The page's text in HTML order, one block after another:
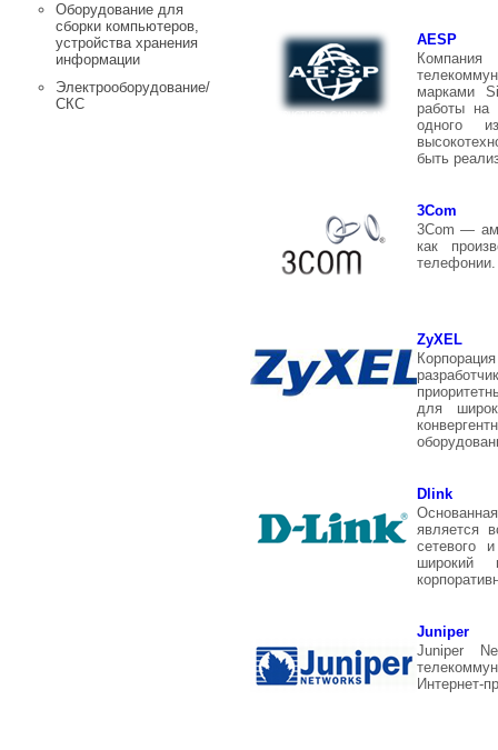
Оборудование для
сборки компьютеров,
устройства хранения
информации
Электрооборудование/
СКС
AESP
марками
работы на
одного
быть
3Com
3Com —
как
телефонии.
ZyXEL
для
Dlink
является
сетевого
широкий
Juniper
Juniper
Интернет-